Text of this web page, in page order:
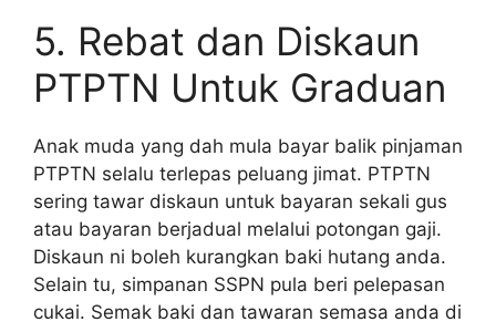
5. Rebat dan Diskaun
PTPTN Untuk Graduan
Anak muda yang dah mula bayar balik pinjaman
PTPTN selalu terlepas peluang jimat. PTPTN
sering tawar diskaun untuk bayaran sekali gus
atau bayaran berjadual melalui potongan gaji.
Diskaun ni boleh kurangkan baki hutang anda.
Selain tu, simpanan SSPN pula beri pelepasan
cukai. Semak baki dan tawaran semasa anda di